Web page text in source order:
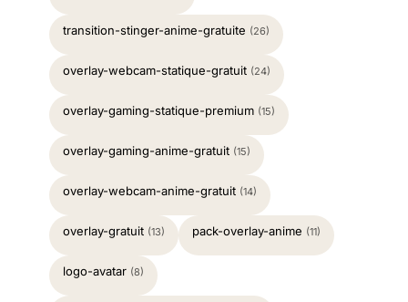
transition-stinger-anime-gratuite (26)
overlay-webcam-statique-gratuit (24)
overlay-gaming-statique-premium (15)
overlay-gaming-anime-gratuit (15)
overlay-webcam-anime-gratuit (14)
overlay-gratuit (13) pack-overlay-anime (11)
logo-avatar (8)